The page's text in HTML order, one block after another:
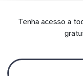
Tenha acesso a